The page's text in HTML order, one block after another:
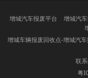
增城汽车报废平台 增城汽
增城车辆报废回收点-增城汽
联
粤